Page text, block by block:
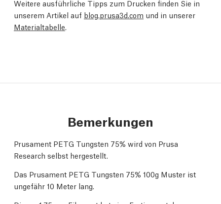
Weitere ausführliche Tipps zum Drucken finden Sie in
unserem Artikel auf blog.prusa3d.com und in unserer
Materialtabelle
Bemerkungen
Prusament PETG Tungsten 75% wird von Prusa
Research selbst hergestellt.
Das Prusament PETG Tungsten 75% 100g Muster ist
ungefähr 10 Meter lang.